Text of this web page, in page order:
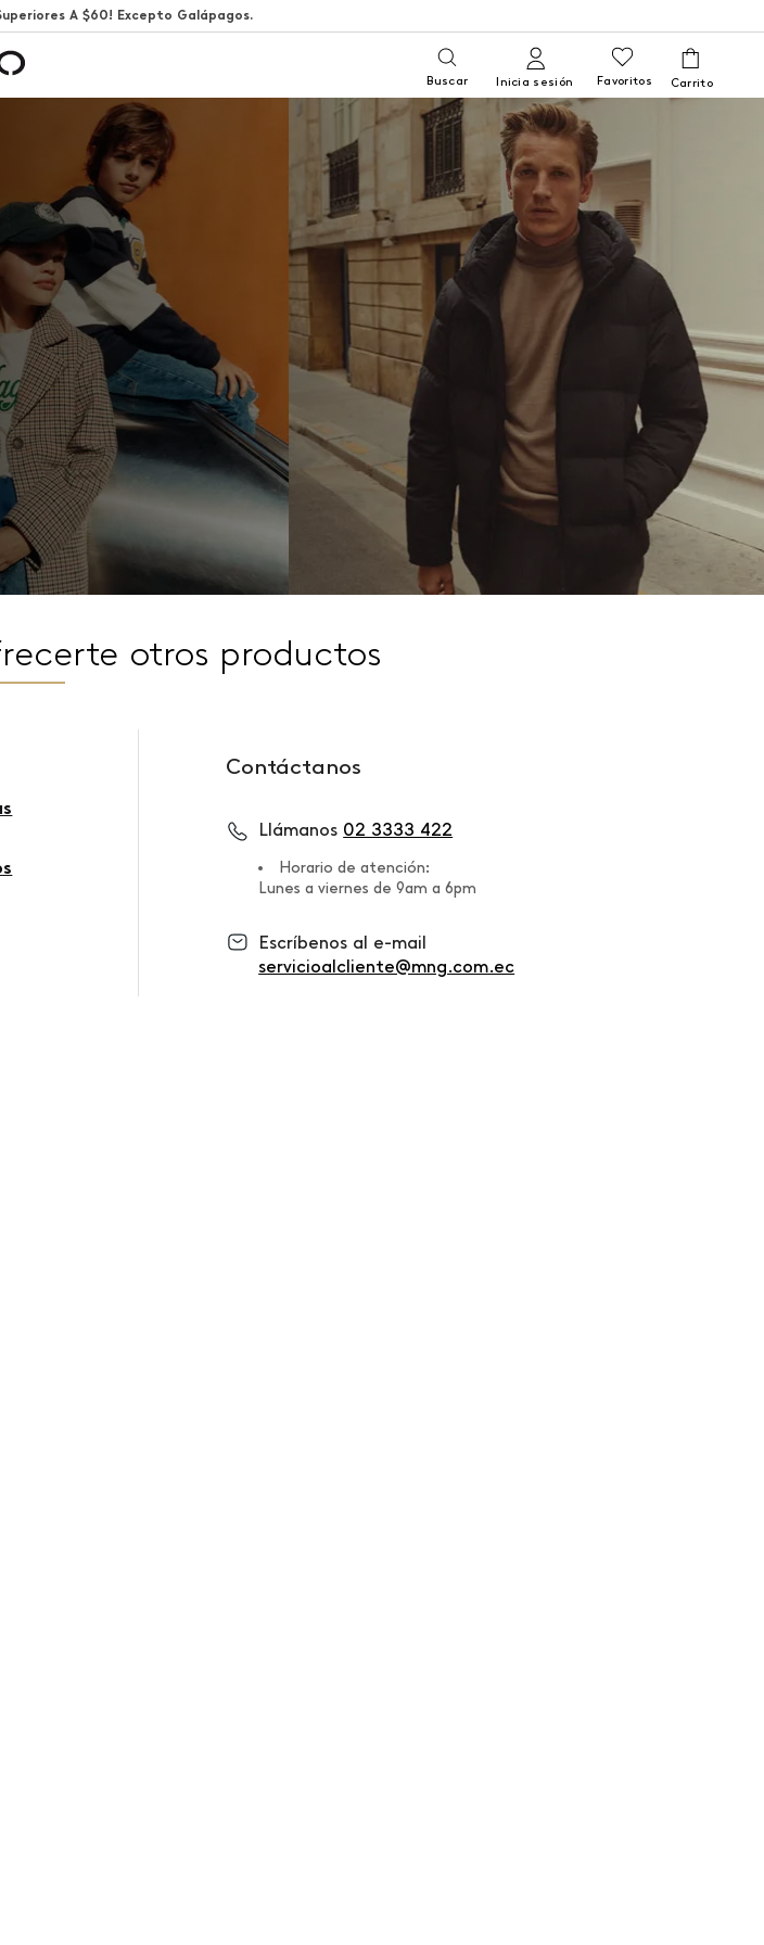
A $60! Excepto Galápagos.
Buscar Inicia sesión Favoritos
otros productos
Contáctanos
Llámanos 02 3333 422
Horario de atención:
Lunes a viernes de 9am a 6pm
Escríbenos al e-mail
servicioalcliente@mng.com.ec